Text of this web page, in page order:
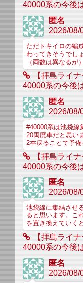
40000系の今後
匿名
2026/08/
ただトキイロの編
わってきそうでし
（両数は異なるが
【拝島ライ
40000系の今後
匿名
2026/08/
#40000系は池袋線
20両廃車だと思い
2本戻ることで予備
【拝島ライ
40000系の今後
匿名
2026/08/
池袋線に集結させ
ると思います。こ
を置き換えていく
【拝島ライ
40000系の今後
匿名
2026/08/